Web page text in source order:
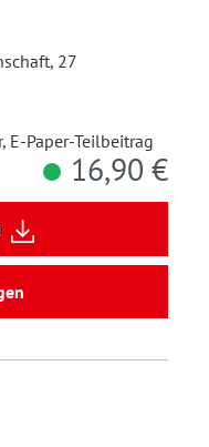
27
E-Paper-Teilbeitrag
16,90 €